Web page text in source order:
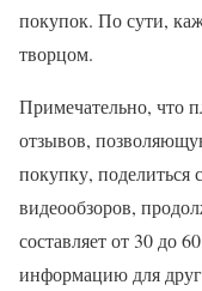
покупок. По сути,
творцом.
Примечательно, что
отзывов,
покупку,
видеообзоров,
составляет от 30 до
информацию для